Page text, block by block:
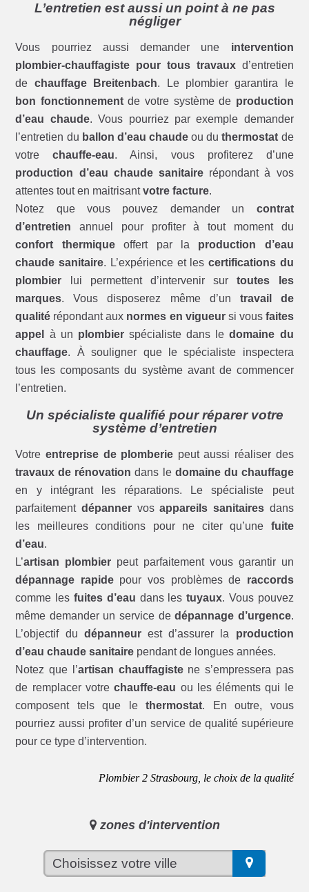
L’entretien est aussi un point à ne pas
négliger
Vous pourriez aussi demander une intervention
plombier-chauffagiste pour tous travauxd’entretien
de chauffage Breitenbach. Le plombier garantira le
bon fonctionnementde votre système de production
d’eau chaude. Vous pourriez par exemple demander
l’entretien du ballon d’eau chaude ou duthermostat de
votrechauffe-eau. Ainsi, vous profiterez d’une
production d’eau chaude sanitaire répondant à vos
attentes tout en maitrisantvotre facture.
Notez que vous pouvez demander un contrat
d’entretien annuel pour profiter à tout moment du
confort thermiqueoffert par la production d’eau
chaude sanitaire. L’expérience et les certifications du
plombier lui permettent d’intervenir surtoutes les
marques. Vous disposerez même d’un travail de
qualité répondant aux normes en vigueursi vous faites
appel
à un plombierspécialiste dans ledomaine du
chauffage. À souligner que le spécialiste inspectera
tous les composants du système avant de commencer
l’entretien.
Un spécialiste qualifié pour réparer votre
système d’entretien
Votreentreprise de plomberie peut aussi réaliser des
travaux de rénovation dans le domaine du chauffage
en y intégrant les réparations. Le spécialiste peut
parfaitementdépanner vosappareils sanitairesdans
les meilleures conditions pour ne citer qu’une fuite
d’eau.
L’artisan plombier peut parfaitement vous garantir un
dépannage rapidepour vos problèmes de raccords
comme les fuites d’eau dans lestuyaux. Vous pouvez
même demander un service dedépannage d’urgence.
L’objectif du dépanneurest d’assurer la production
d’eau chaude sanitaire pendant de longues années.
Notez que l’artisan chauffagistene s’empressera pas
de remplacer votrechauffe-eau ou les éléments qui le
composent tels que lethermostat. En outre, vous
pourriez aussi profiter d’un service de qualité supérieure
pour ce type d’intervention.
Plombier 2 Strasbourg, le choix de la qualité
zones d'intervention